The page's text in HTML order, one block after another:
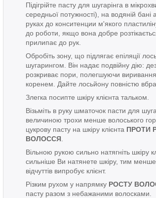
Підігрійте пасту для шугарінга в
середньої потужності), на водяній бані
руках до конситенции м'якого
до роботи, якщо вона добре
прилипає до рук.
Обробіть зону, що підлягає епіляції
шугарингом. Він надає подвійну дію:
розкриває пори, полегшуючи
коренем. Дайте лосьйону повністю
Злегка посипте шкіру клієнта тальком.
Візьміть в руку шматочок пасти для
величиною трохи менше волоського
цукрову пасту на шкіру клієнта ПРОТИ
ВОЛОССЯ
Вільною рукою сильно натягніть шкіру
сильніше Ви натянете шкіру, тим
відчуттів випробує клієнт.
Різким рухом у напрямку РОСТУ
пасту разом з небажаними волосками.